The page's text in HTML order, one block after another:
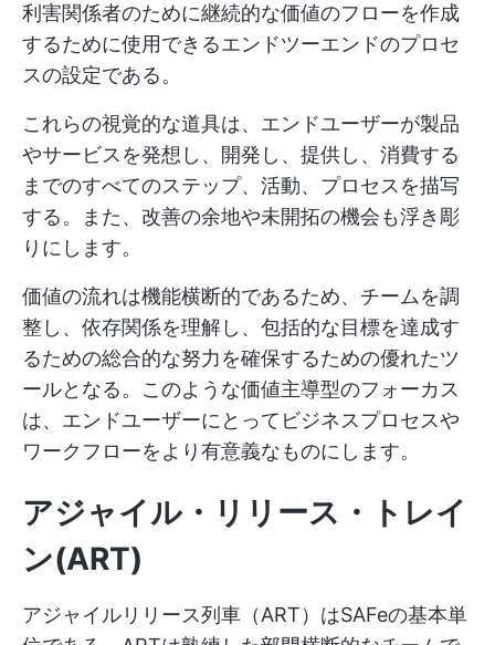
利害関係者のために継続的な価値のフローを作成
するために使用できるエンドツーエンドのプロセ
スの設定である。
これらの視覚的な道具は、エンドユーザーが製品
やサービスを発想し、開発し、提供し、消費する
までのすべてのステップ、活動、プロセスを描写
する。また、改善の余地や未開拓の機会も浮き彫
りにします。
価値の流れは機能横断的であるため、チームを調
整し、依存関係を理解し、包括的な目標を達成す
るための総合的な努力を確保するための優れたツ
ールとなる。このような価値主導型のフォーカス
は、エンドユーザーにとってビジネスプロセスや
ワークフローをより有意義なものにします。
アジャイル・リリース・トレイ
ン(ART)
アジャイルリリース列車（ART）はSAFeの基本単